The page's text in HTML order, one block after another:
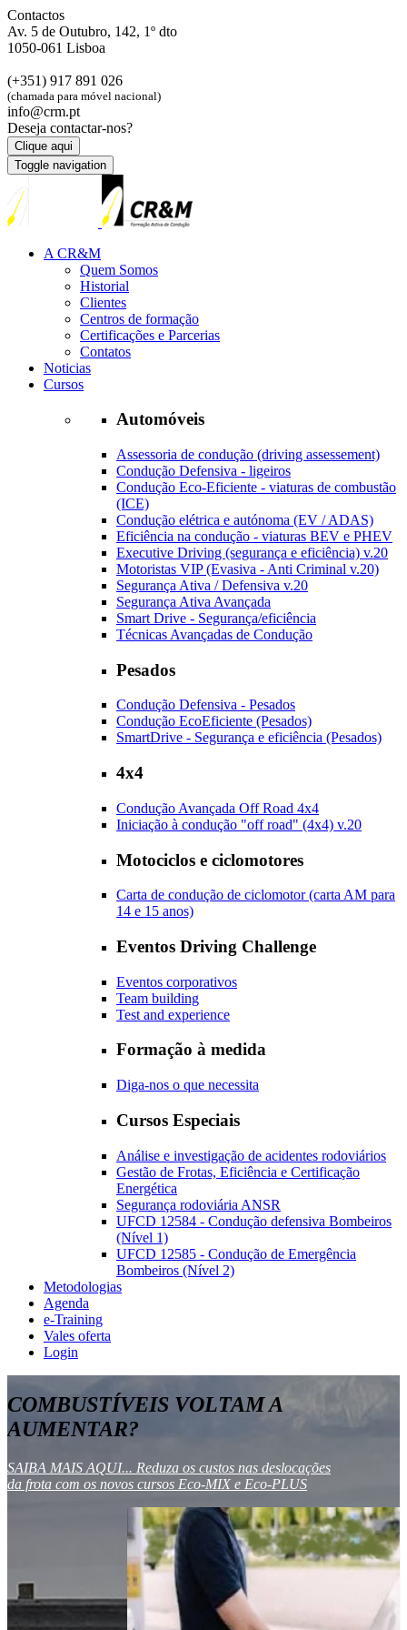
Contactos
Av. 5 de Outubro, 142, 1º dto
1050-061 Lisboa
(+351) 917 891 026
(chamada para móvel nacional)
info@crm.pt
Deseja contactar-nos?
Clique aqui
Toggle navigation
A CR&M
Quem Somos
Historial
Clientes
Centros de formação
Certificações e Parcerias
Contatos
Noticias
Cursos
Automóveis
Assessoria de condução (driving assessement)
Condução Defensiva - ligeiros
Condução Eco-Eficiente - viaturas de combustão
(ICE)
Condução elétrica e autónoma (EV / ADAS)
Eficiência na condução - viaturas BEV e PHEV
Executive Driving (segurança e eficiência) v.20
Motoristas VIP (Evasiva - Anti Criminal v.20)
Segurança Ativa / Defensiva v.20
Segurança Ativa Avançada
Smart Drive - Segurança/eficiência
Técnicas Avançadas de Condução
Pesados
Condução Defensiva - Pesados
Condução EcoEficiente (Pesados)
SmartDrive - Segurança e eficiência (Pesados)
4x4
Condução Avançada Off Road 4x4
Iniciação à condução "off road" (4x4) v.20
Motociclos e ciclomotores
Carta de condução de ciclomotor (carta AM para
14 e 15 anos)
Eventos Driving Challenge
Eventos corporativos
Team building
Test and experience
Formação à medida
Diga-nos o que necessita
Cursos Especiais
Análise e investigação de acidentes rodoviários
Gestão de Frotas, Eficiência e Certificação
Energética
Segurança rodoviária ANSR
UFCD 12584 - Condução defensiva Bombeiros
(Nível 1)
UFCD 12585 - Condução de Emergência
Bombeiros (Nível 2)
Metodologias
Agenda
e-Training
Vales oferta
Login
COMBUSTÍVEIS VOLTAM A
AUMENTAR?
SAIBA MAIS AQUI... Reduza os custos nas deslocações
da frota com os novos cursos Eco-MIX e Eco-PLUS